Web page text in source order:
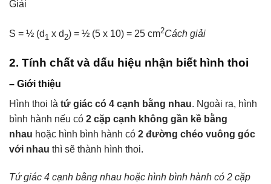
Giải
S = ½ (d 1 x d 2) = ½ (5 x 10) = 25 cm2Cách giải
2. Tính chất và dấu hiệu nhận biết hình thoi
– Giới thiệu
Hình thoi là tứ giác có 4 cạnh bằng nhau. Ngoài ra, hình
bình hành nếu có 2 cặp cạnh không gần kề bằng
nhau hoặc hình bình hành có 2 đường chéo vuông góc
với nhau thì sẽ thành hình thoi.
Tứ giác 4 cạnh bằng nhau hoặc hình bình hành có 2 cặp